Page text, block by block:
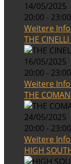
14/05/2025
20:00 - 23:00
Weitere
THE
16/05/2025
20:00 - 23:00
Weitere
THE
24/05/2025
20:00 - 23:00
Weitere
HIGH